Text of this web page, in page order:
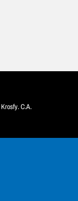
Krosfy. C.A.